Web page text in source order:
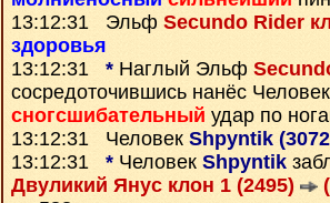
13:12:31 Эльф Secundo Rider
здоровья
13:12:31 * Наглый Эльф
сосредоточившись нанёс Человек
сногсшибательный удар по
13:12:31 Человек Shpyntik
13:12:31 * Человек Shpyntik
Двуликий Янус клон 1 (2495)